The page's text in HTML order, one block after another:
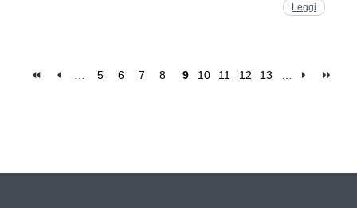
Leggi
5 6 7 8 9 10 11 12 13